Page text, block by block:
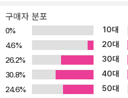
구매자 분포
0% 10대
4.6%
20대
26.2%
30대
30.8%
40대
24.6%
50대